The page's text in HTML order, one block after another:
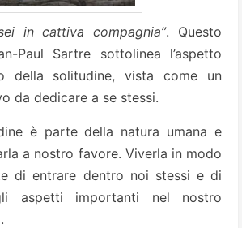
in cattiva compagnia”. Questo
Paul Sartre sottolinea l’aspetto
della solitudine, vista come un
da dedicare a se stessi.
è parte della natura umana e
a nostro favore. Viverla in modo
di entrare dentro noi stessi e di
aspetti importanti nel nostro